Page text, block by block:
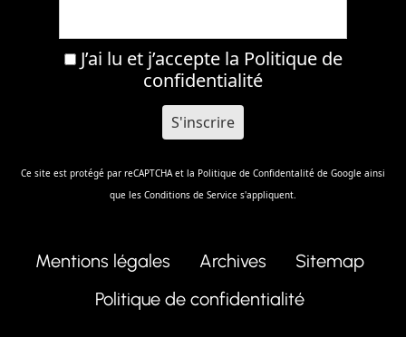
J’ai lu et j’accepte la Politique de
confidentialité
Ce site est protégé par reCAPTCHA et la Politique de Confidentalité de Google ainsi
que les Conditions de Service s'appliquent.
Mentions légales Archives
Sitemap
Politique de confidentialité